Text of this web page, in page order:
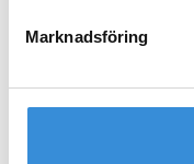
Marknadsföring